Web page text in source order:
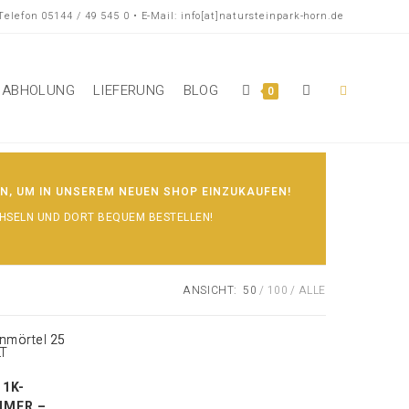
05144 / 49 545 0 • E-Mail: info[at]natursteinpark-horn.de
ABHOLUNG LIEFERUNG BLOG 0 Website-
umschalten
UM IN UNSEREM NEUEN SHOP EINZUKAUFEN!
UND DORT BEQUEM BESTELLEN!
ANSICHT: 50 100 ALLE